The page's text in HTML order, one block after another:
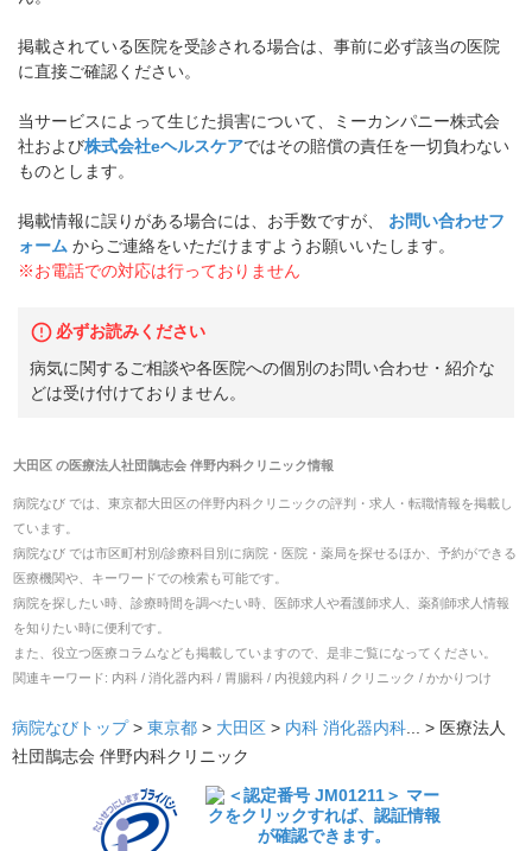
掲載されている医院を受診される場合は、事前に必ず該当の医院
に直接ご確認ください。
当サービスによって生じた損害について、ミーカンパニー株式会
社および株式会社eヘルスケアではその賠償の責任を一切負わない
ものとします。
掲載情報に誤りがある場合には、お手数ですが、
お問い合わせフ
ォーム からご連絡をいただけますようお願いいたします。
※お電話での対応は行っておりません
必ずお読みください
病気に関するご相談や各医院への個別のお問い合わせ・紹介な
どは受け付けておりません。
大田区の医療法人社団鵲志会 伴野内科クリニック情報
病院なび では、 東京都大田区の伴野内科クリニックの評判・求人・転職情報を掲載し
ています。
病院なび では市区町村別/診療科目別に病院・医院・薬局を探せるほか、予約ができる
医療機関や、キーワードでの検索も可能です。
病院を探したい時、診療時間を調べたい時、医師求人や看護師求人、薬剤師求人情報
を知りたい時に便利です。
また、役立つ医療コラムなども掲載していますので、是非ご覧になってください。
関連キーワード: 内科 / 消化器内科 / 胃腸科 / 内視鏡内科 / クリニック / かかりつけ
病院なびトップ > 東京都 > 大田区 > 内科 消化器内科... > 医療法人
社団鵲志会 伴野内科クリニック